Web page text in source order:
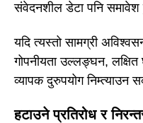
संवेदनशील डेटा पनि
यदि त्यस्तो सामग्री
गोपनीयता उल्लङ्घन, लक्षित
व्यापक दुरुपयोग निम्त्याउन
हटाउने प्रतिरोध र